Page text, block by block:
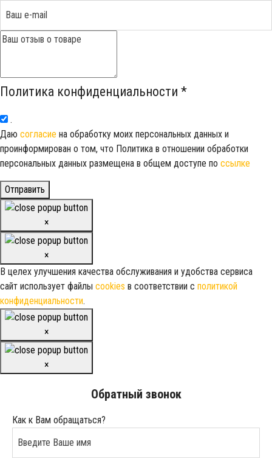
Политика конфиденциальности *
.
Даю согласие на обработку моих персональных данных и
проинформирован о том, что Политика в отношении обработки
персональных данных размещена в общем доступе по ссылке
Отправить
×
×
В целех улучшения качества обслуживания и удобства сервиса
сайт использует файлы cookies в соответствии с политикой
конфиденциальности.
×
×
Обратный звонок
Как к Вам обращаться?